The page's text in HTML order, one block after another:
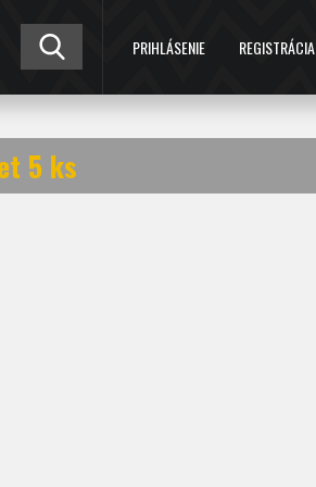
PRIHLÁSENIE REGISTRÁCIA
5 ks